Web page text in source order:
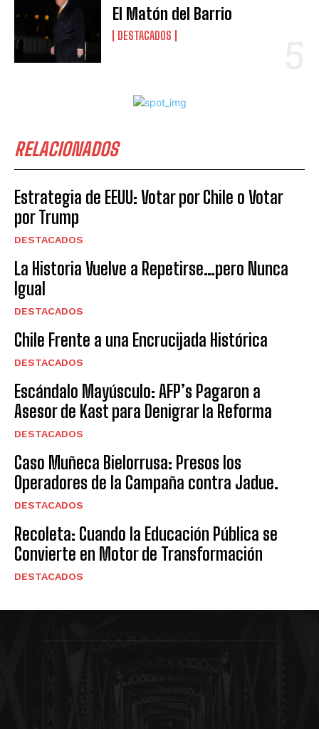
El Matón del Barrio
DESTACADOS
RELACIONADOS
Estrategia de EEUU: Votar por Chile o Votar
por Trump
DESTACADOS
La Historia Vuelve a Repetirse…pero Nunca
Igual
DESTACADOS
Chile Frente a una Encrucijada Histórica
DESTACADOS
Escándalo Mayúsculo: AFP’s Pagaron a
Asesor de Kast para Denigrar la Reforma
DESTACADOS
Caso Muñeca Bielorrusa: Presos los
Operadores de la Campaña contra Jadue.
DESTACADOS
Recoleta: Cuando la Educación Pública se
Convierte en Motor de Transformación
DESTACADOS